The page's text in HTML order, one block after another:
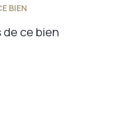
BIEN
ce bien